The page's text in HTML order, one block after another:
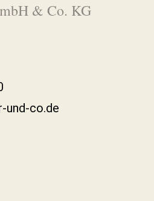
& Co. KG
und-co.de